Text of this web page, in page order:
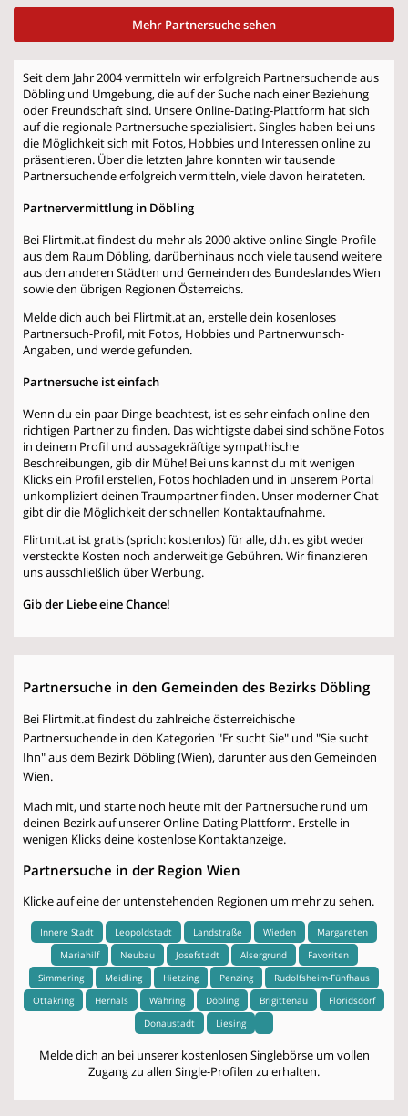
Mehr Partnersuche sehen
Seit dem Jahr 2004 vermitteln wir erfolgreich Partnersuchende aus
Döbling und Umgebung, die auf der Suche nach einer Beziehung
oder Freundschaft sind. Unsere Online-Dating-Plattform hat sich
auf die regionale Partnersuche spezialisiert. Singles haben bei uns
die Möglichkeit sich mit Fotos, Hobbies und Interessen online zu
präsentieren. Über die letzten Jahre konnten wir tausende
Partnersuchende erfolgreich vermitteln, viele davon heirateten.
Partnervermittlung in Döbling
Bei Flirtmit.at findest du mehr als 2000 aktive online Single-Profile
aus dem Raum Döbling, darüberhinaus noch viele tausend weitere
aus den anderen Städten und Gemeinden des Bundeslandes Wien
sowie den übrigen Regionen Österreichs.
Melde dich auch bei Flirtmit.at an, erstelle dein kosenloses
Partnersuch-Profil, mit Fotos, Hobbies und Partnerwunsch-
Angaben, und werde gefunden.
Partnersuche ist einfach
Wenn du ein paar Dinge beachtest, ist es sehr einfach online den
richtigen Partner zu finden. Das wichtigste dabei sind schöne Fotos
in deinem Profil und aussagekräftige sympathische
Beschreibungen, gib dir Mühe! Bei uns kannst du mit wenigen
Klicks ein Profil erstellen, Fotos hochladen und in unserem Portal
unkompliziert deinen Traumpartner finden. Unser moderner Chat
gibt dir die Möglichkeit der schnellen Kontaktaufnahme.
Flirtmit.at ist gratis (sprich: kostenlos) für alle, d.h. es gibt weder
versteckte Kosten noch anderweitige Gebühren. Wir finanzieren
uns ausschließlich über Werbung.
Gib der Liebe eine Chance!
Partnersuche in den Gemeinden des Bezirks Döbling
Bei Flirtmit.at findest du zahlreiche österreichische
Partnersuchende in den Kategorien "Er sucht Sie" und "Sie sucht
Ihn" aus dem Bezirk Döbling (Wien), darunter aus den Gemeinden
Wien.
Mach mit, und starte noch heute mit der Partnersuche rund um
deinen Bezirk auf unserer Online-Dating Plattform. Erstelle in
wenigen Klicks deine kostenlose Kontaktanzeige.
Partnersuche in der Region Wien
Klicke auf eine der untenstehenden Regionen um mehr zu sehen.
Innere Stadt Leopoldstadt Landstraße Wieden
Margareten
Mariahilf
Neubau Josefstadt Alsergrund
Favoriten
Simmering
Meidling Hietzing Penzing
Rudolfsheim-Fünfhaus
Ottakring
Hernals Währing Döbling Brigittenau
Floridsdorf
Donaustadt
Liesing
Melde dich an bei unserer kostenlosen Singlebörse um vollen
Zugang zu allen Single-Profilen zu erhalten.